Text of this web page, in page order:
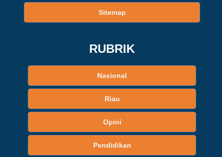
Sitemap
RUBRIK
Nasional
Riau
Opini
Pendidikan